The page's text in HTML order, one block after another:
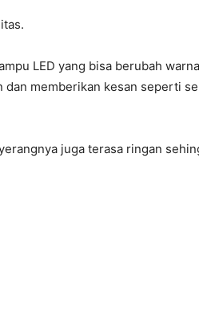
LED yang bisa berubah
memberikan kesan seperti
juga terasa ringan